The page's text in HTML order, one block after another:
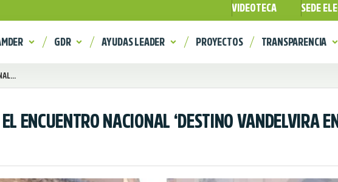
VIDEOTECA SEDE
GDR AYUDAS LEADER PROYECTOS TRANSPARENCIA
ENCUENTRO NACIONAL ‘DESTINO VANDELVIRA